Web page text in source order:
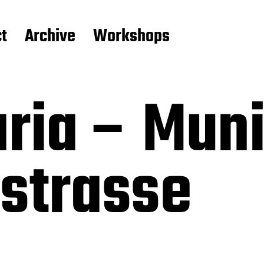
Archive Workshops
–